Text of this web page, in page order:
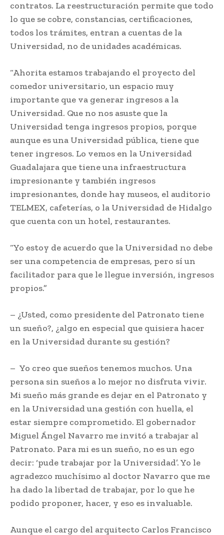
contratos. La reestructuración permite que todo
lo que se cobre, constancias, certificaciones,
todos los trámites, entran a cuentas de la
Universidad, no de unidades académicas.
“Ahorita estamos trabajando el proyecto del
comedor universitario, un espacio muy
importante que va generar ingresos a la
Universidad. Que no nos asuste que la
Universidad tenga ingresos propios, porque
aunque es una Universidad pública, tiene que
tener ingresos. Lo vemos en la Universidad
Guadalajara que tiene una infraestructura
impresionante y también ingresos
impresionantes, donde hay museos, el auditorio
TELMEX, cafeterías, o la Universidad de Hidalgo
que cuenta con un hotel, restaurantes.
“Yo estoy de acuerdo que la Universidad no debe
ser una competencia de empresas, pero sí un
facilitador para que le llegue inversión, ingresos
propios.”
– ¿Usted, como presidente del Patronato tiene
un sueño?, ¿algo en especial que quisiera hacer
en la Universidad durante su gestión?
– Yo creo que sueños tenemos muchos. Una
persona sin sueños a lo mejor no disfruta vivir.
Mi sueño más grande es dejar en el Patronato y
en la Universidad una gestión con huella, el
estar siempre comprometido. El gobernador
Miguel Ángel Navarro me invitó a trabajar al
Patronato. Para mi es un sueño, no es un ego
decir: ‘pude trabajar por la Universidad’. Yo le
agradezco muchísimo al doctor Navarro que me
ha dado la libertad de trabajar, por lo que he
podido proponer, hacer, y eso es invaluable.
Aunque el cargo del arquitecto Carlos Francisco